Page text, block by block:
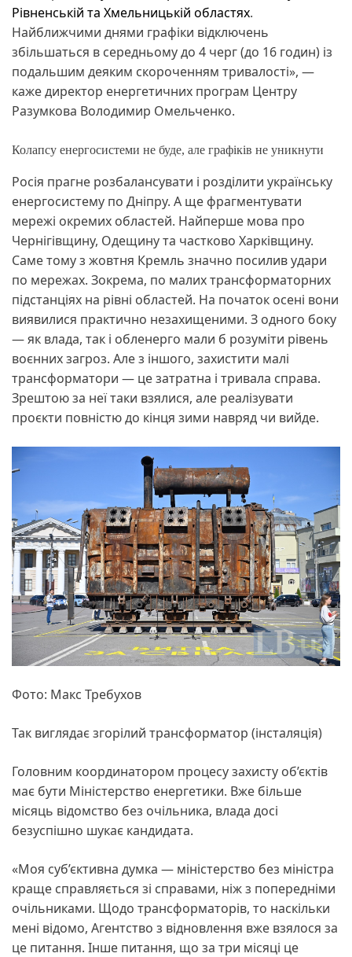
Рівненській та Хмельницькій областях.
Найближчими днями графіки відключень
збільшаться в середньому до 4 черг (до 16 годин) із
подальшим деяким скороченням тривалості», —
каже директор енергетичних програм Центру
Разумкова Володимир Омельченко.
Колапсу енергосистеми не буде, але графіків не уникнути
Росія прагне розбалансувати і розділити українську
енергосистему по Дніпру. А ще фрагментувати
мережі окремих областей. Найперше мова про
Чернігівщину, Одещину та частково Харківщину.
Саме тому з жовтня Кремль значно посилив удари
по мережах. Зокрема, по малих трансформаторних
підстанціях на рівні областей. На початок осені вони
виявилися практично незахищеними. З одного боку
— як влада, так і обленерго мали б розуміти рівень
воєнних загроз. Але з іншого, захистити малі
трансформатори — це затратна і тривала справа.
Зрештою за неї таки взялися, але реалізувати
проєкти повністю до кінця зими навряд чи вийде.
Фото: Макс Требухов
Так виглядає згорілий трансформатор (інсталяція)
Головним координатором процесу захисту об’єктів
має бути Міністерство енергетики. Вже більше
місяць відомство без очільника, влада досі
безуспішно шукає кандидата.
«Моя суб’єктивна думка — міністерство без міністра
краще справляється зі справами, ніж з попередніми
очільниками. Щодо трансформаторів, то наскільки
мені відомо, Агентство з відновлення вже взялося за
це питання. Інше питання, що за три місяці це